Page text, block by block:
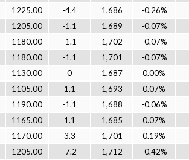
1225.00 -4.4 1,686
-0.26%
1205.00 -1.1 1,689
-0.07%
1180.00 -1.1 1,702
-0.07%
1180.00 -1.1 1,701
-0.07%
1130.00 0 1,687
0.00%
1105.00 1.1 1,693
0.07%
1190.00 -1.1 1,688
-0.06%
1165.00 1.1 1,685
0.07%
1170.00 3.3 1,701
0.19%
1205.00 -7.2 1,712
-0.42%